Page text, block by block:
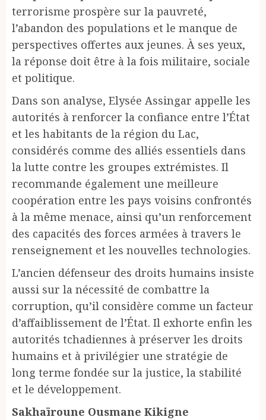
terrorisme prospère sur la pauvreté,
l’abandon des populations et le manque de
perspectives offertes aux jeunes. À ses yeux,
la réponse doit être à la fois militaire, sociale
et politique.
Dans son analyse, Elysée Assingar appelle les
autorités à renforcer la confiance entre l’État
et les habitants de la région du Lac,
considérés comme des alliés essentiels dans
la lutte contre les groupes extrémistes. Il
recommande également une meilleure
coopération entre les pays voisins confrontés
à la même menace, ainsi qu’un renforcement
des capacités des forces armées à travers le
renseignement et les nouvelles technologies.
L’ancien défenseur des droits humains insiste
aussi sur la nécessité de combattre la
corruption, qu’il considère comme un facteur
d’affaiblissement de l’État. Il exhorte enfin les
autorités tchadiennes à préserver les droits
humains et à privilégier une stratégie de
long terme fondée sur la justice, la stabilité
et le développement.
Sakhaïroune Ousmane Kikigne